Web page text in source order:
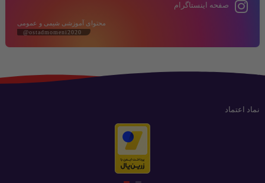
صفحه اینستاگرام
محتوای آموزشی شیمی و عمومی
@ostadmomeni2020
نماد اعتماد